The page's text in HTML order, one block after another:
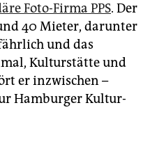
Foto-Firma PPS. Der
40 Mieter, darunter
und das
Kulturstätte und
er inzwischen –
Hamburger Kultur-